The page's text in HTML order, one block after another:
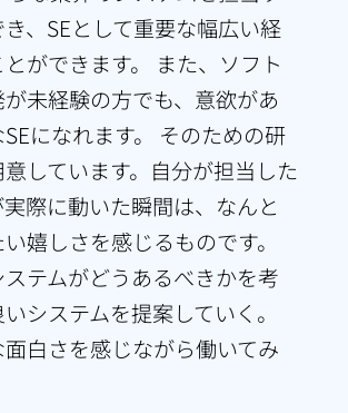
、SEとして重要な幅広い経
ができます。 また、ソフト
未経験の方でも、意欲があ
になれます。 そのための研
しています。自分が担当した
際に動いた瞬間は、なんと
嬉しさを感じるものです。
テムがどうあるべきかを考
システムを提案していく。
白さを感じながら働いてみ